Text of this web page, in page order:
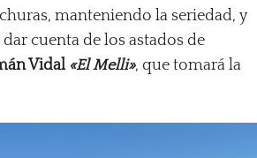
manteniendo la seriedad, y
cuenta de los astados de
Vidal «El Melli», que tomará la